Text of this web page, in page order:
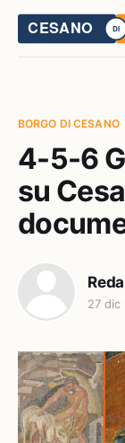
BORGO DI CESANO
4-5-6
su
27 dic